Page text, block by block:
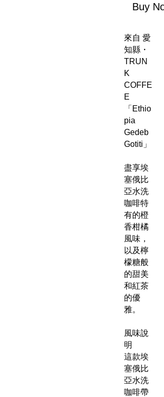
Buy
來自 愛
知縣・
TRUN
K
COFFE
E
「Ethio
pia
Gedeb
Gotiti」
盡享埃
塞俄比
亞水洗
咖啡特
有的橙
香柑橘
風味，
以及檸
檬糖般
的甜美
和紅茶
的優
雅。
風味說
明
這款埃
塞俄比
亞水洗
咖啡帶